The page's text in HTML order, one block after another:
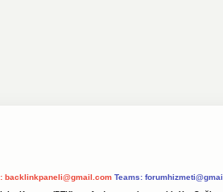
backlinkpaneli@gmail.com Teams: